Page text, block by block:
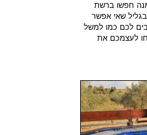
חפשו ברשת
שאי אפשר
לכם כמו למשל
לעצמכם את